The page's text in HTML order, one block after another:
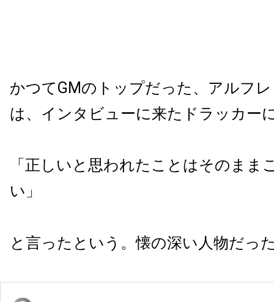
かつてGMのトップだった、アルフ
は、インタビューに来たドラッカー
「正しいと思われたことはそのまま
い」
と言ったという。懐の深い人物だっ